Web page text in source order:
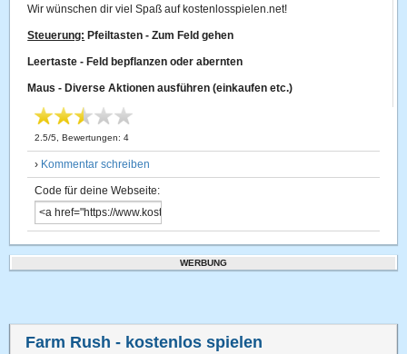
Wir wünschen dir viel Spaß auf kostenlosspielen.net!
Steuerung: Pfeiltasten - Zum Feld gehen
Leertaste - Feld bepflanzen oder abernten
Maus - Diverse Aktionen ausführen (einkaufen etc.)
2.5/5 , Bewertungen:4
› Kommentar schreiben
Code für deine Webseite:
WERBUNG
Farm Rush - kostenlos spielen